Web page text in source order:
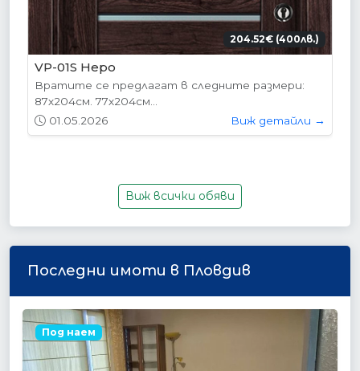
204.52€ (400лв.)
VP-01S Hepo
Вратите се предлагат в следните размери:
87х204см. 77х204см...
01.05.2026
Виж детайли →
Виж всички обяви
Последни имоти в Пловдив
Под наем